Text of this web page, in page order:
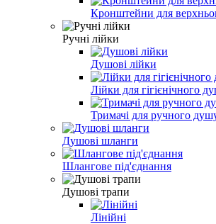
Кронштейни для
Ручні лійки
Душові лійки
Лійки для гігієнічного
Тримачі для ручного
Душові шланги
Шлангове під'єднання
Душові трапи
Лінійні